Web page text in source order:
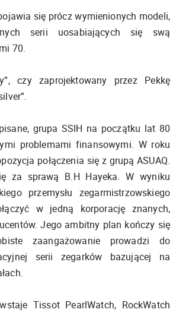
się prócz wymienionych modeli,
serii uosabiających się swą
70.
czy zaprojektowany przez Pekkę
grupa SSIH na początku lat 80
problemami finansowymi. W roku
połączenia się z grupą ASUAQ.
za sprawą B.H Hayeka. W wyniku
przemysłu zegarmistrzowskiego
w jedną korporację znanych,
Jego ambitny plan kończy się
zaangażowanie prowadzi do
serii zegarków bazującej na
Tissot PearlWatch, RockWatch